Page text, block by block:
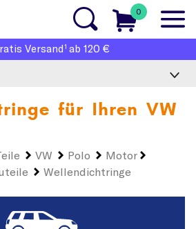
0
Versand1 ab 120 €
für Ihren VW
VW Polo
Motor
Wellendichtringe